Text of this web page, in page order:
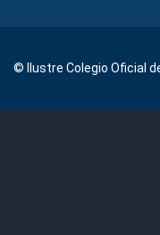
© Ilustre Colegio Oficial